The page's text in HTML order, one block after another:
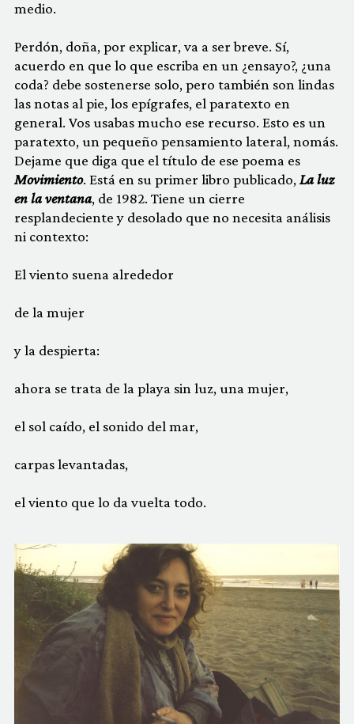
medio.
Perdón, doña, por explicar, va a ser breve. Sí,
acuerdo en que lo que escriba en un ¿ensayo?, ¿una
coda? debe sostenerse solo, pero también son lindas
las notas al pie, los epígrafes, el paratexto en
general. Vos usabas mucho ese recurso. Esto es un
paratexto, un pequeño pensamiento lateral, nomás.
Dejame que diga que el título de ese poema es
Movimiento. Está en su primer libro publicado, La luz
en la ventana, de 1982. Tiene un cierre
resplandeciente y desolado que no necesita análisis
ni contexto:
El viento suena alrededor
de la mujer
y la despierta:
ahora se trata de la playa sin luz, una mujer,
el sol caído, el sonido del mar,
carpas levantadas,
el viento que lo da vuelta todo.